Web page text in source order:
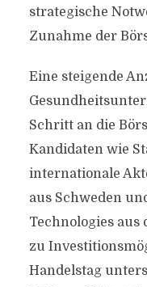
strategische
Zunahme der
Eine steigende
Schritt an die
Kandidaten wie
internationale
aus Schweden
Technologies aus
zu
Handelstag